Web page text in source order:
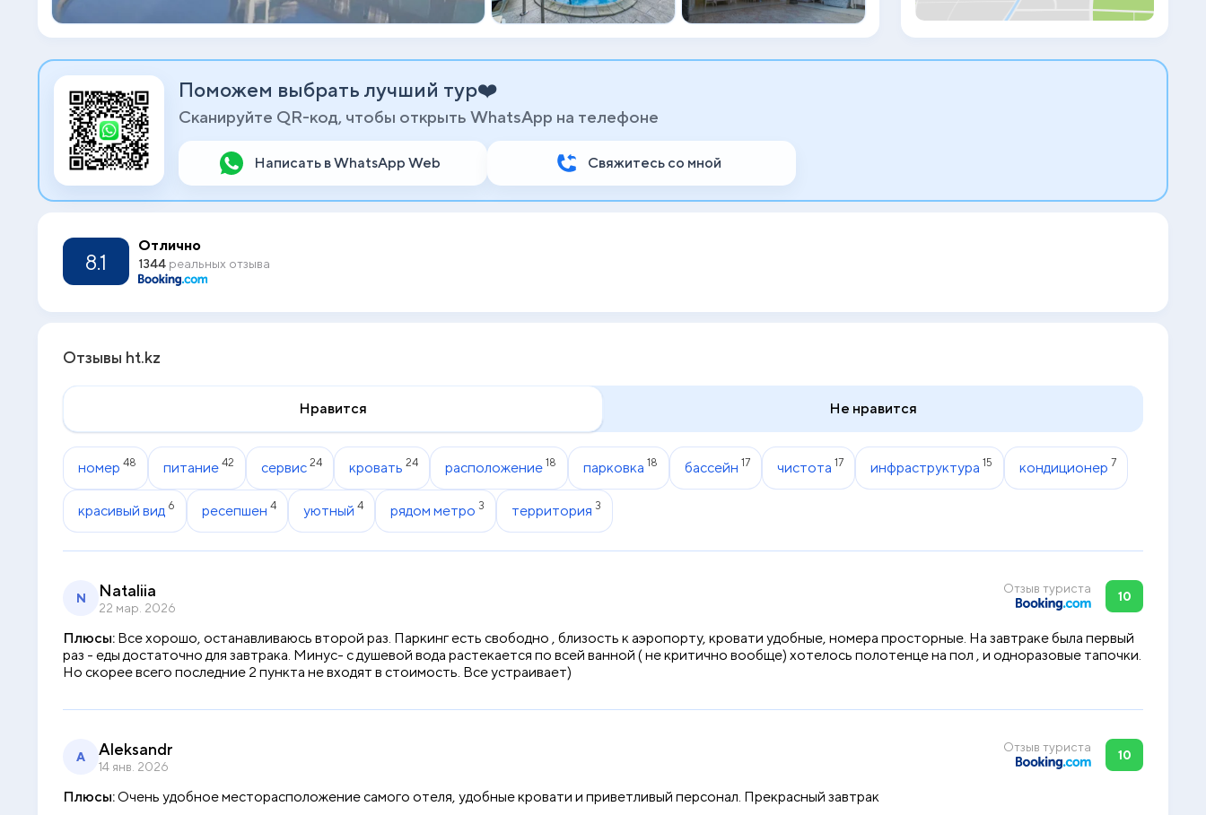
Поможем выбрать лучший тур❤️
Сканируйте QR-код, чтобы открыть WhatsApp на телефоне
Написать в WhatsApp Web Свяжитесь со мной
8.1
Отлично
1344 реальных отзыва
Отзывы ht.kz
Нравится Не нравится
номер 48 питание 42 сервис 24 кровать 24 расположение 18 парковка 18 бассейн 17 чистота 17 инфраструктура 15 кондиционер 7
красивый вид 6 ресепшен 4 уютный 4 рядом метро 3 территория 3
N Nataliia
22 мар. 2026
Отзыв туриста
10
Плюсы: Все хорошо, останавливаюсь второй раз. Паркинг есть свободно , близость к аэропорту, кровати удобные, номера просторные. На завтраке была первый
раз - еды достаточно для завтрака. Минус- с душевой вода растекается по всей ванной ( не критично вообще) хотелось полотенце на пол , и одноразовые тапочки.
Но скорее всего последние 2 пункта не входят в стоимость. Все устраивает)
A Aleksandr
14 янв. 2026
Отзыв туриста
10
Плюсы:Очень удобное месторасположение самого отеля, удобные кровати и приветливый персонал. Прекрасный завтрак